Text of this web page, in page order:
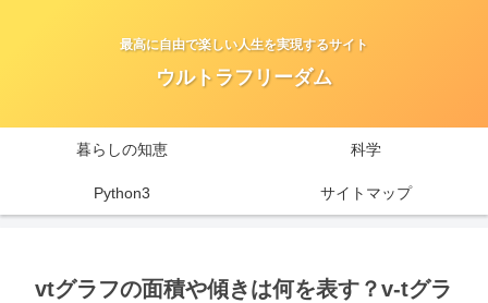
最高に自由で楽しい人生を実現するサイト
ウルトラフリーダム
暮らしの知恵 科学
Python3 サイトマップ
vtグラフの面積や傾きは何を表す？v-tグラ